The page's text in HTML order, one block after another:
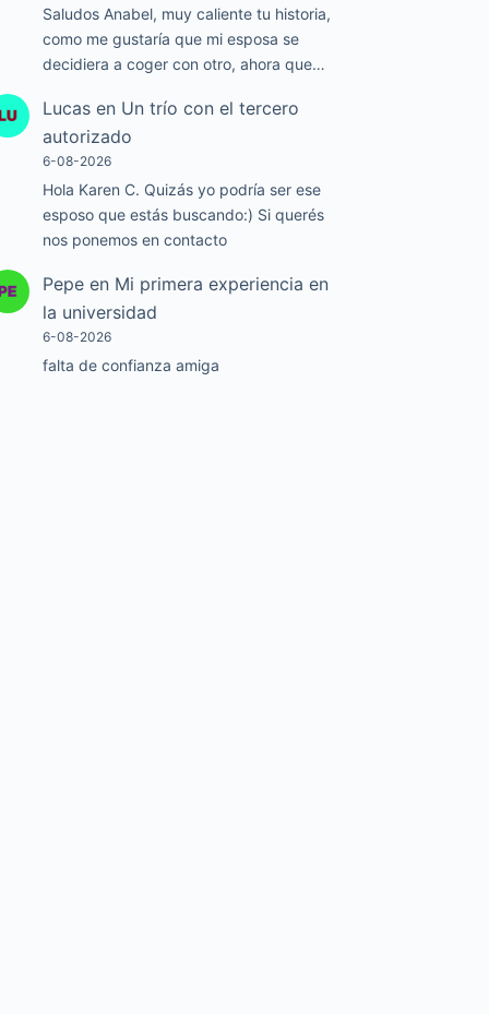
Saludos Anabel, muy caliente tu historia,
como me gustaría que mi esposa se
decidiera a coger con otro, ahora que…
Lucas en Un trío con el tercero
autorizado
6-08-2026
Hola Karen C. Quizás yo podría ser ese
esposo que estás buscando:) Si querés
nos ponemos en contacto
Pepe en Mi primera experiencia en
la universidad
6-08-2026
falta de confianza amiga